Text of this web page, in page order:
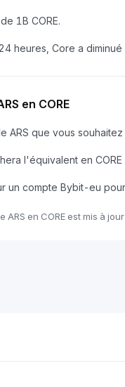
1B CORE.
heures, Core a
en CORE
ARS que vous
l'équivalent en CORE
un compte Bybit-eu
ARS en CORE est mis à